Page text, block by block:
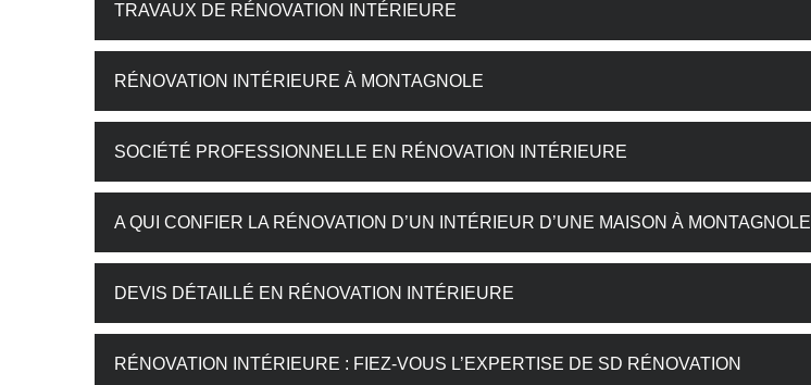
TRAVAUX DE RÉNOVATION INTÉRIEURE
RÉNOVATION INTÉRIEURE À MONTAGNOLE
SOCIÉTÉ PROFESSIONNELLE EN RÉNOVATION INTÉRIEURE
A QUI CONFIER LA RÉNOVATION D’UN INTÉRIEUR D’UNE MAISON À MONTAGNOLE
DEVIS DÉTAILLÉ EN RÉNOVATION INTÉRIEURE
RÉNOVATION INTÉRIEURE : FIEZ-VOUS L’EXPERTISE DE SD RÉNOVATION